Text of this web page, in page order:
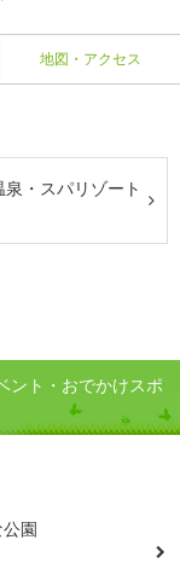
地図・アクセス
泉・スパリゾート
ント・おでかけスポ
園